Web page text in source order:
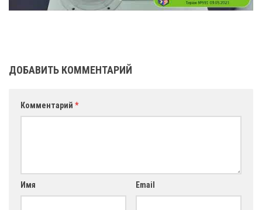
ДОБАВИТЬ КОММЕНТАРИЙ
Комментарий *
Имя Email